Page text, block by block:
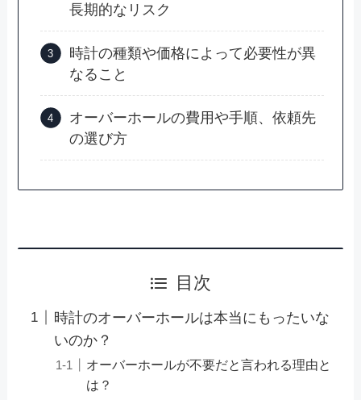
長期的なリスク
時計の種類や価格によって必要性が異
なること
オーバーホールの費用や手順、依頼先
の選び方
目次
時計のオーバーホールは本当にもったいな
いのか？
オーバーホールが不要だと言われる理由と
は？